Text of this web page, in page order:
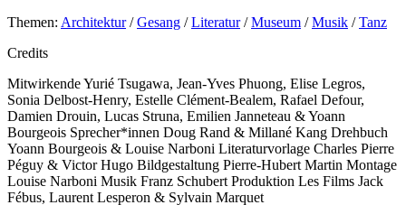
Themen: Architektur/Gesang /Literatur/Museum /Musik /Tanz
Credits
MitwirkendeYurié Tsugawa, Jean-Yves Phuong, Elise Legros,
Sonia Delbost-Henry, Estelle Clément-Bealem, Rafael Defour,
Damien Drouin, Lucas Struna, Emilien Janneteau & Yoann
Bourgeois Sprecher*innen Doug Rand & Millané Kang Drehbuch
Yoann Bourgeois & Louise Narboni Literaturvorlage Charles Pierre
Péguy & Victor Hugo Bildgestaltung Pierre-Hubert Martin Montage
Louise Narboni Musik Franz Schubert Produktion Les Films Jack
Fébus, Laurent Lesperon & Sylvain Marquet